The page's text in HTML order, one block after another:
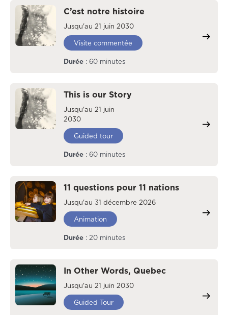
C’est notre histoire
Jusqu'au 21 juin 2030
Visite commentée
Durée : 60 minutes
This is our Story
Jusqu'au 21 juin
2030
Guided tour
Durée : 60 minutes
11 questions pour 11 nations
Jusqu'au 31 décembre 2026
Animation
Durée : 20 minutes
In Other Words, Quebec
Jusqu'au 21 juin 2030
Guided Tour